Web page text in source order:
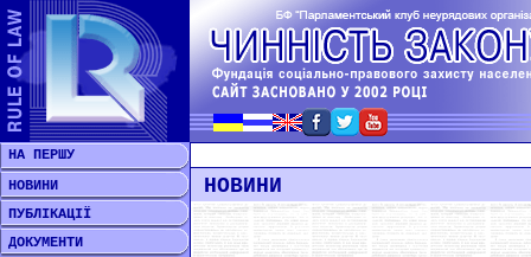
НА ПЕРШУ
НОВИНИ
ПУБЛІКАЦІЇ
ДОКУМЕНТИ
НОВИНИ